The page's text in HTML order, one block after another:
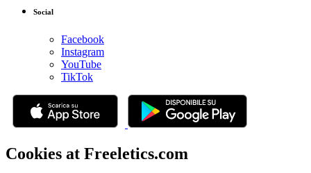
Social
Facebook
Instagram
YouTube
TikTok
Cookies at Freeletics.com